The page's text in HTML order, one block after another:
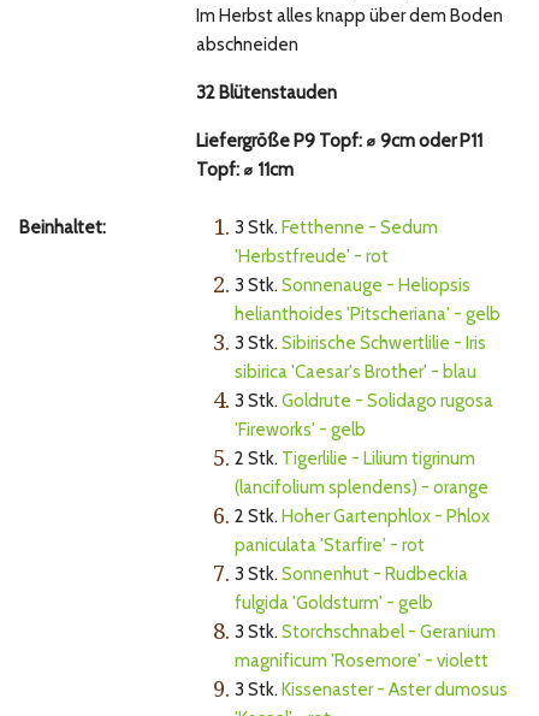
Im Herbst alles knapp über dem Boden
abschneiden
32 Blütenstauden
Liefergröße P9 Topf: ⌀ 9cm oder P11
Topf: ⌀ 11cm
Beinhaltet: 1. 3 Stk. Fetthenne - Sedum
'Herbstfreude' - rot
2. 3 Stk. Sonnenauge - Heliopsis
helianthoides 'Pitscheriana' - gelb
3. 3 Stk. Sibirische Schwertlilie - Iris
sibirica 'Caesar's Brother' - blau
4. 3 Stk. Goldrute - Solidago rugosa
'Fireworks' - gelb
5. 2 Stk. Tigerlilie - Lilium tigrinum
(lancifolium splendens) - orange
6. 2 Stk. Hoher Gartenphlox - Phlox
paniculata 'Starfire' - rot
7. 3 Stk. Sonnenhut - Rudbeckia
fulgida 'Goldsturm' - gelb
8. 3 Stk. Storchschnabel - Geranium
magnificum 'Rosemore' - violett
9. 3 Stk. Kissenaster - Aster dumosus